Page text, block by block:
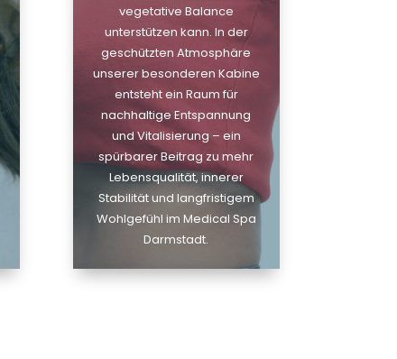
vegetative Balance
unterstützen kann. In der
geschützten Atmosphäre
unserer besonderen Kabine
entsteht ein Raum für
nachhaltige Entspannung
und Vitalisierung – ein
spürbarer Beitrag zu mehr
Lebensqualität, innerer
Stabilität und langfristigem
Wohlgefühl im Medical Spa
Darmstadt.